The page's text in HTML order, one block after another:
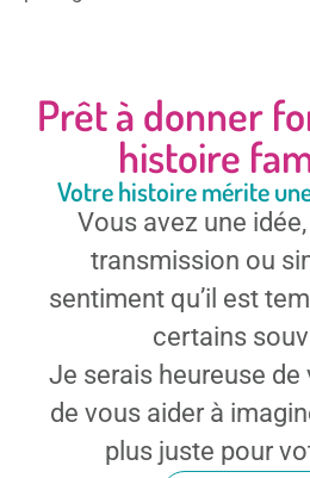
Prêt à donner
histoire
Votre histoire mérite
Vous avez une
transmission ou
sentiment qu’il est
certains
Je serais heureuse
de vous aider à
plus juste pour